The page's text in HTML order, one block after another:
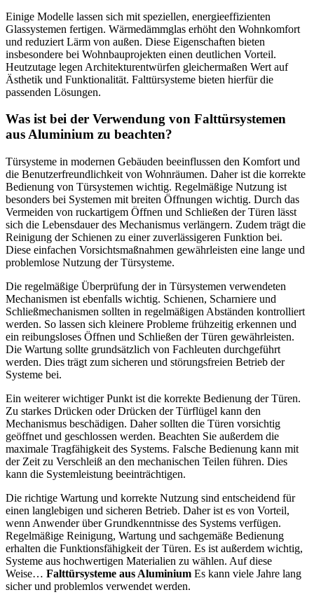
Einige Modelle lassen sich mit speziellen, energieeffizienten
Glassystemen fertigen. Wärmedämmglas erhöht den Wohnkomfort
und reduziert Lärm von außen. Diese Eigenschaften bieten
insbesondere bei Wohnbauprojekten einen deutlichen Vorteil.
Heutzutage legen Architekturentwürfen gleichermaßen Wert auf
Ästhetik und Funktionalität. Falttürsysteme bieten hierfür die
passenden Lösungen.
Was ist bei der Verwendung von Falttürsystemen
aus Aluminium zu beachten?
Türsysteme in modernen Gebäuden beeinflussen den Komfort und
die Benutzerfreundlichkeit von Wohnräumen. Daher ist die korrekte
Bedienung von Türsystemen wichtig. Regelmäßige Nutzung ist
besonders bei Systemen mit breiten Öffnungen wichtig. Durch das
Vermeiden von ruckartigem Öffnen und Schließen der Türen lässt
sich die Lebensdauer des Mechanismus verlängern. Zudem trägt die
Reinigung der Schienen zu einer zuverlässigeren Funktion bei.
Diese einfachen Vorsichtsmaßnahmen gewährleisten eine lange und
problemlose Nutzung der Türsysteme.
Die regelmäßige Überprüfung der in Türsystemen verwendeten
Mechanismen ist ebenfalls wichtig. Schienen, Scharniere und
Schließmechanismen sollten in regelmäßigen Abständen kontrolliert
werden. So lassen sich kleinere Probleme frühzeitig erkennen und
ein reibungsloses Öffnen und Schließen der Türen gewährleisten.
Die Wartung sollte grundsätzlich von Fachleuten durchgeführt
werden. Dies trägt zum sicheren und störungsfreien Betrieb der
Systeme bei.
Ein weiterer wichtiger Punkt ist die korrekte Bedienung der Türen.
Zu starkes Drücken oder Drücken der Türflügel kann den
Mechanismus beschädigen. Daher sollten die Türen vorsichtig
geöffnet und geschlossen werden. Beachten Sie außerdem die
maximale Tragfähigkeit des Systems. Falsche Bedienung kann mit
der Zeit zu Verschleiß an den mechanischen Teilen führen. Dies
kann die Systemleistung beeinträchtigen.
Die richtige Wartung und korrekte Nutzung sind entscheidend für
einen langlebigen und sicheren Betrieb. Daher ist es von Vorteil,
wenn Anwender über Grundkenntnisse des Systems verfügen.
Regelmäßige Reinigung, Wartung und sachgemäße Bedienung
erhalten die Funktionsfähigkeit der Türen. Es ist außerdem wichtig,
Systeme aus hochwertigen Materialien zu wählen. Auf diese
Weise… Falttürsysteme aus Aluminium Es kann viele Jahre lang
sicher und problemlos verwendet werden.